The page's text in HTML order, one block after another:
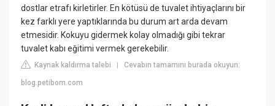
dostlar etrafı kirletirler. En kötüsü de tuvalet ihtiyaçlarını bir
kez farklı yere yaptıklarında bu durum art arda devam
etmesidir. Kokuyu gidermek kolay olmadığı gibi tekrar
tuvalet kabı eğitimi vermek gerekebilir.
Kaynak kaldırma talebi |Cevabın tamamını burada okuyun:
blog.petibom.com